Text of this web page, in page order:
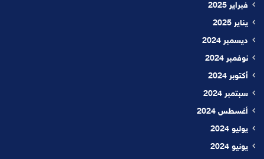
فبراير 2025
يناير 2025
ديسمبر 2024
نوفمبر 2024
أكتوبر 2024
سبتمبر 2024
أغسطس 2024
يوليو 2024
يونيو 2024